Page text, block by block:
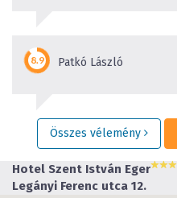
Patkó László
Összes vélemény
Hotel Szent István Eger
Legányi Ferenc utca 12.